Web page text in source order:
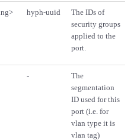
hyph-uuid
The IDs of
security groups
applied to the
port.
-
The
segmentation
ID used for this
port (i.e. for
vlan type it is
vlan tag)